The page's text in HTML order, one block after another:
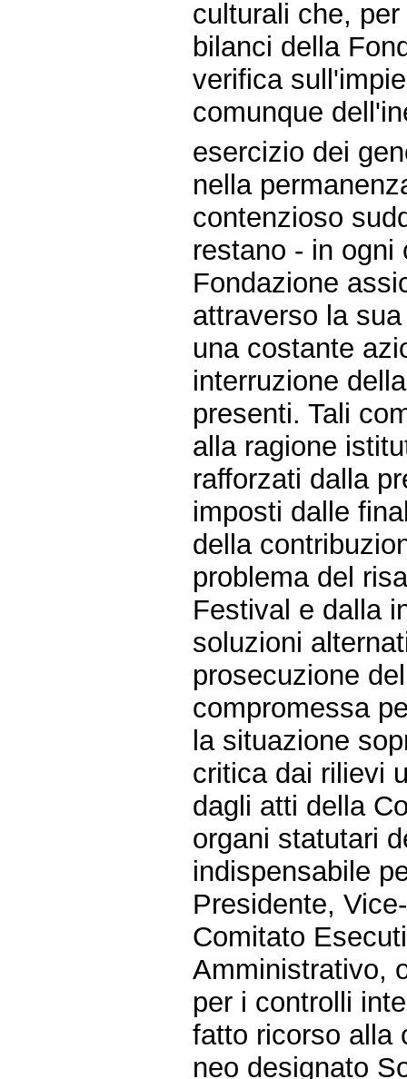
culturali che,
bilanci della
verifica
comunque
esercizio dei
nella
contenzioso
restano - in ogni
Fondazione
attraverso la
una costante
interruzione
presenti. Tali
alla ragione
rafforzati dalla
imposti dalle
della
problema del
Festival e dalla
soluzioni
prosecuzione
compromessa
la situazione
critica dai rilievi
dagli atti della
organi statutari
indispensabile
Presidente,
Comitato
Amministrativo,
per i controlli
fatto ricorso alla
neo designato